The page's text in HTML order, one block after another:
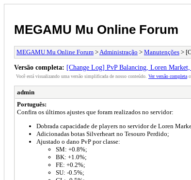
MEGAMU Mu Online Forum
MEGAMU Mu Online Forum > Administração > Manutenções >
Versão completa: [Change Log] PvP Balancing, Loren
Você está visualizando uma versão simplificada de nosso conteúdo. Ver versão completa
admin
Português:
Confira os últimos ajustes que foram realizados no servidor:
Dobrada capacidade de players no servidor de Loren
Adicionadas botas Silverheart no Tesouro Perdido;
Ajustado o dano PvP por classe:
SM: +0.8%;
BK: +1.0%;
FE: +0.2%;
SU: -0.5%;